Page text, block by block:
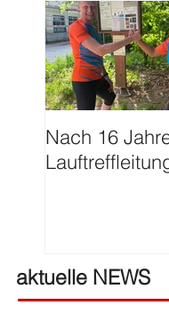
Nach 16
aktuelle NEWS